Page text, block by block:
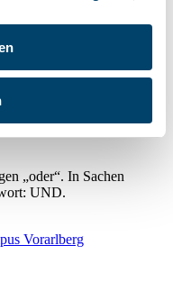
„oder“. In Sachen
UND.